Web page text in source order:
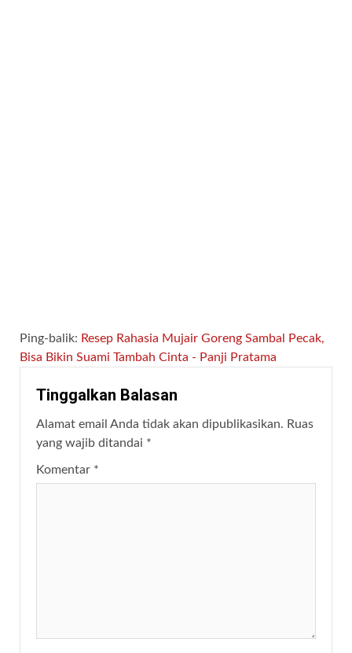
Ping-balik: Resep Rahasia Mujair Goreng Sambal Pecak,
Bisa Bikin Suami Tambah Cinta - Panji Pratama
Tinggalkan Balasan
Alamat email Anda tidak akan dipublikasikan. Ruas
yang wajib ditandai *
Komentar *